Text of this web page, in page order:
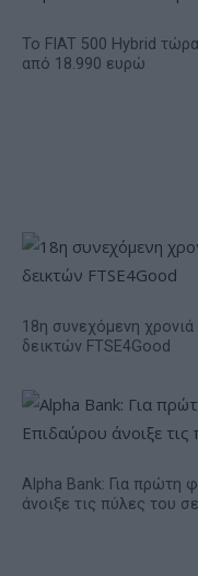
Το FIAT 500 Hybrid τώρα
από 18.990 ευρώ
18η συνεχόμενη
δεικτών FTSE4Good
Alpha Bank: Για πρώτη
άνοιξε τις πύλες του